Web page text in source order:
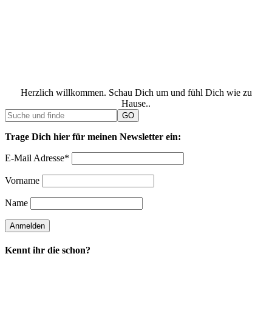
Herzlich willkommen. Schau Dich um und fühl Dich wie zu
Hause..
Trage Dich hier für meinen Newsletter ein:
E-Mail Adresse*
Vorname
Name
Kennt ihr die schon?